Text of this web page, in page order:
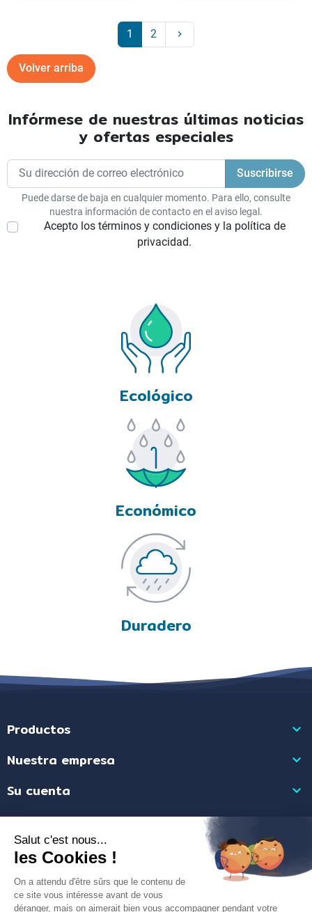
1 2 keyboard_arrow_right
Volver arriba
Infórmese de nuestras últimas noticias
y ofertas especiales
Puede darse de baja en cualquier momento. Para ello, consulte
nuestra información de contacto en el aviso legal.
Acepto los términos y condiciones y la política de
privacidad.
Ecológico
Económico
Duradero
Productos 
Nuestra empresa 
Su cuenta 
Información de la tienda
Comerciante aprobado por la Sociedad de Opiniones Contrastadas,haga
clic aquí para mostrar el certificado